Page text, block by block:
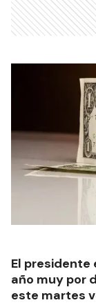
El presidente
año muy por
este martes